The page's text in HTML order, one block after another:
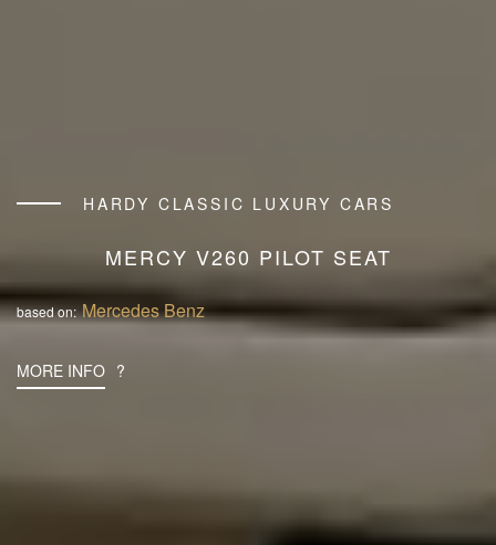
HARDY CLASSIC LUXURY CARS
MERCY V260 PILOT SEAT
based on: Mercedes Benz
MORE INFO ?